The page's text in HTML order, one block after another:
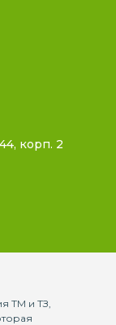
корп. 2
ТМ и ТЗ,